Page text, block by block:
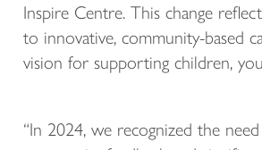
Inspire Centre. This change
to innovative, community-based
vision for supporting children,
“In 2024, we recognized the